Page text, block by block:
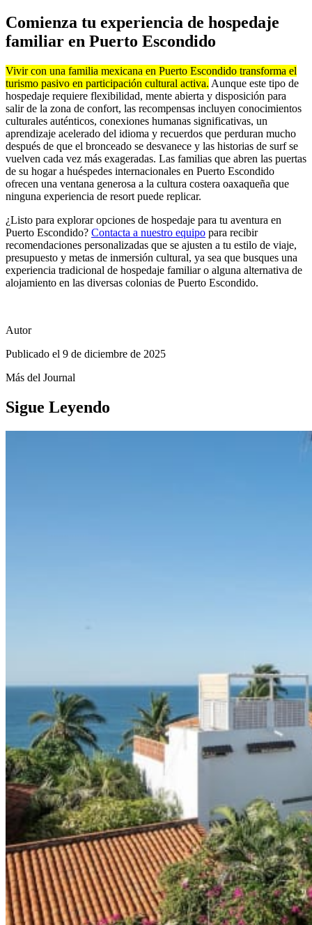
Comienza tu experiencia de hospedaje
familiar en Puerto Escondido
Vivir con una familia mexicana en Puerto Escondido transforma el
turismo pasivo en participación cultural activa. Aunque este tipo de
hospedaje requiere flexibilidad, mente abierta y disposición para
salir de la zona de confort, las recompensas incluyen conocimientos
culturales auténticos, conexiones humanas significativas, un
aprendizaje acelerado del idioma y recuerdos que perduran mucho
después de que el bronceado se desvanece y las historias de surf se
vuelven cada vez más exageradas. Las familias que abren las puertas
de su hogar a huéspedes internacionales en Puerto Escondido
ofrecen una ventana generosa a la cultura costera oaxaqueña que
ninguna experiencia de resort puede replicar.
¿Listo para explorar opciones de hospedaje para tu aventura en
Puerto Escondido? Contacta a nuestro equipo para recibir
recomendaciones personalizadas que se ajusten a tu estilo de viaje,
presupuesto y metas de inmersión cultural, ya sea que busques una
experiencia tradicional de hospedaje familiar o alguna alternativa de
alojamiento en las diversas colonias de Puerto Escondido.
Autor
Publicado el 9 de diciembre de 2025
Más del Journal
Sigue Leyendo